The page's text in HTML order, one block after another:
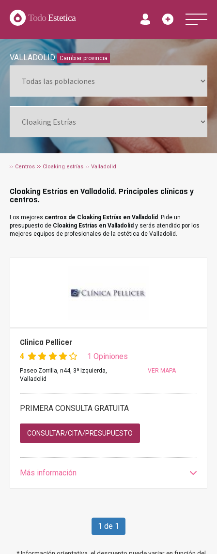
TodoEstetica
VALLADOLID Cambiar provincia
Centros Cloaking estrías Valladolid
Cloaking Estrías en Valladolid. Principales clínicas y
centros.
Los mejores centros de Cloaking Estrías en Valladolid . Pide un
presupuesto de Cloaking Estrías en Valladolid y serás atendido por los
mejores equipos de profesionales de la estética de Valladolid.
Clinica Pellicer
4 1 Opiniones
Paseo Zorrilla, n44, 3ª Izquierda,
Valladolid
VER MAPA
PRIMERA CONSULTA GRATUITA
CONSULTAR/CITA/PRESUPUESTO
Más información
1 de 1